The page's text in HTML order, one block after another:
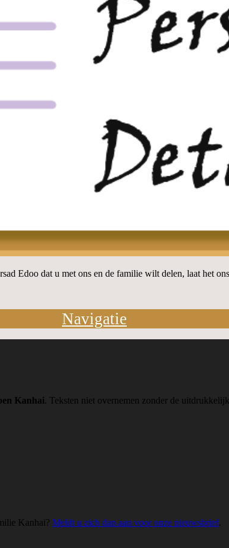
Edoo dat u met ons en de familie wilt delen, laat het
Navigatie
Kanhai. Teksten niet overnemen zonder de
Kanhai? Meldt u zich dan aan voor onze nieuwsbrief.